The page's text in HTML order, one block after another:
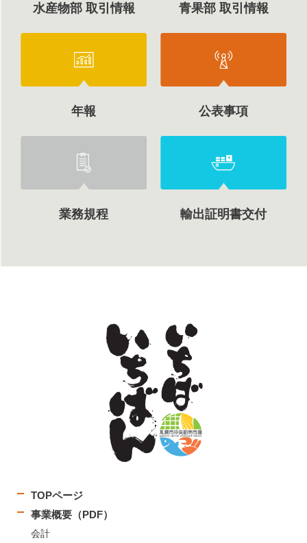
水産物部 取引情報 青果部 取引情報
年報 公表事項
業務規程 輸出証明書交付
TOPページ
事業概要（PDF）
会計